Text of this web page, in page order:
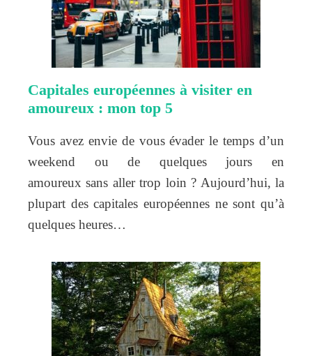
Capitales européennes à visiter en
amoureux : mon top 5
Vous avez envie de vous évader le temps d’un
weekend ou de quelques jours en
amoureux sans aller trop loin ? Aujourd’hui, la
plupart des capitales européennes ne sont qu’à
quelques heures…